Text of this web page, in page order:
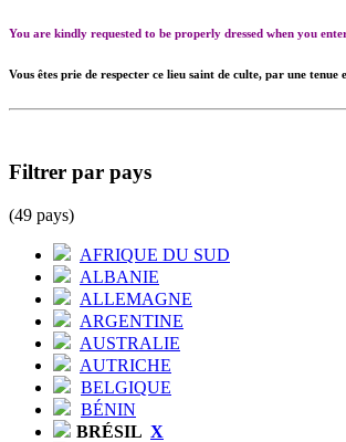
You are kindly requested to be properly dressed when you
Vous êtes prie de respecter ce lieu saint de culte, par une
Filtrer par pays
(49 pays)
AFRIQUE DU SUD
ALBANIE
ALLEMAGNE
ARGENTINE
AUSTRALIE
AUTRICHE
BELGIQUE
BÉNIN
BRÉSIL X